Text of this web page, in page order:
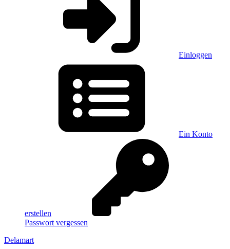
Einloggen
Ein Konto
erstellen
Passwort vergessen
Delamart